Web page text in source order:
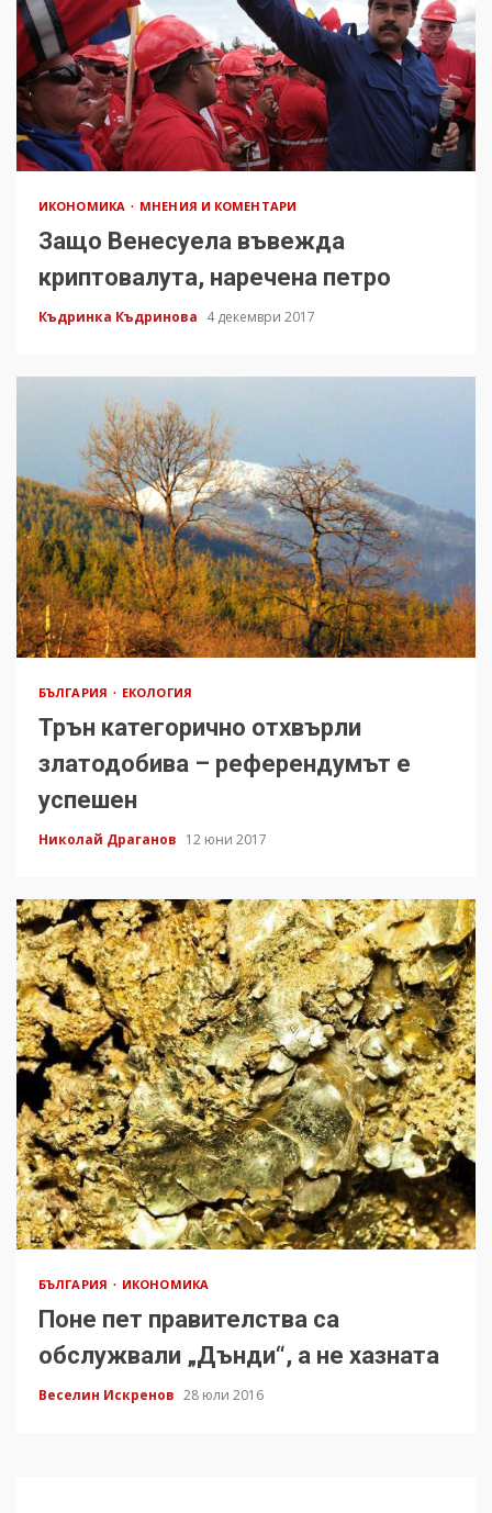
ИКОНОМИКА МНЕНИЯ И КОМЕНТАРИ
Защо Венесуела въвежда
криптовалута, наречена петро
Къдринка Къдринова 4 декември 2017
БЪЛГАРИЯ ЕКОЛОГИЯ
Трън категорично отхвърли
златодобива – референдумът е
успешен
Николай Драганов 12 юни 2017
БЪЛГАРИЯ ИКОНОМИКА
Поне пет правителства са
обслужвали „Дънди“, а не хазната
Веселин Искренов 28 юли 2016